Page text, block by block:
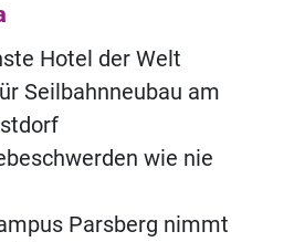
Hotel der Welt
Seilbahnneubau am
wie nie
Parsberg nimmt